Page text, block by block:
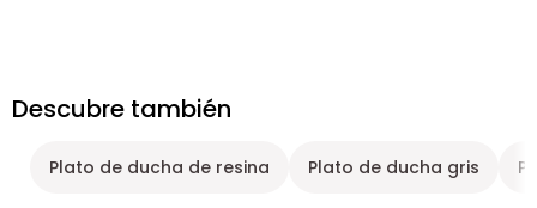
Descubre también
Plato de ducha de resina Plato de ducha gris